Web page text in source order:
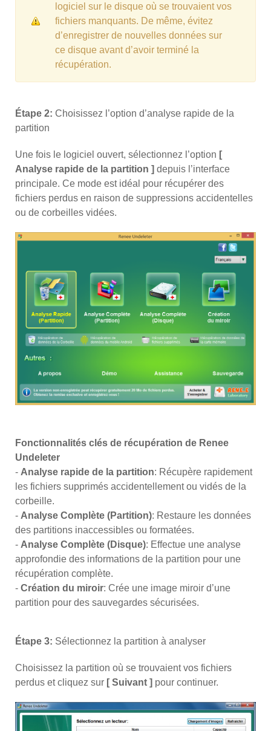
logiciel sur le disque où se trouvaient vos
fichiers manquants. De même, évitez
d’enregistrer de nouvelles données sur
ce disque avant d’avoir terminé la
récupération.
Étape 2: Choisissez l’option d’analyse rapide de la
partition
Une fois le logiciel ouvert, sélectionnez l’option [
Analyse rapide de la partition ] depuis l’interface
principale. Ce mode est idéal pour récupérer des
fichiers perdus en raison de suppressions accidentelles
ou de corbeilles vidées.
Fonctionnalités clés de récupération de Renee
Undeleter
- Analyse rapide de la partition: Récupère rapidement
les fichiers supprimés accidentellement ou vidés de la
corbeille.
- Analyse Complète (Partition): Restaure les données
des partitions inaccessibles ou formatées.
- Analyse Complète (Disque): Effectue une analyse
approfondie des informations de la partition pour une
récupération complète.
- Création du miroir: Crée une image miroir d’une
partition pour des sauvegardes sécurisées.
Étape 3: Sélectionnez la partition à analyser
Choisissez la partition où se trouvaient vos fichiers
perdus et cliquez sur [ Suivant ] pour continuer.